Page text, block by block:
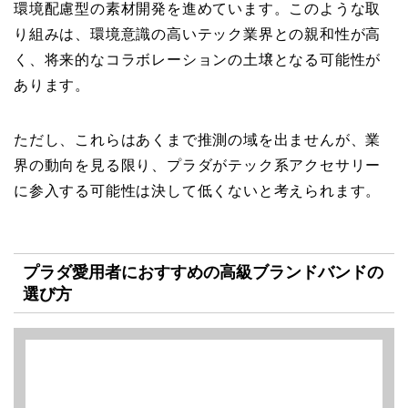
環境配慮型の素材開発を進めています。このような取
り組みは、環境意識の高いテック業界との親和性が高
く、将来的なコラボレーションの土壌となる可能性が
あります。
ただし、これらはあくまで推測の域を出ませんが、業
界の動向を見る限り、プラダがテック系アクセサリー
に参入する可能性は決して低くないと考えられます。
プラダ愛用者におすすめの高級ブランドバンドの
選び方